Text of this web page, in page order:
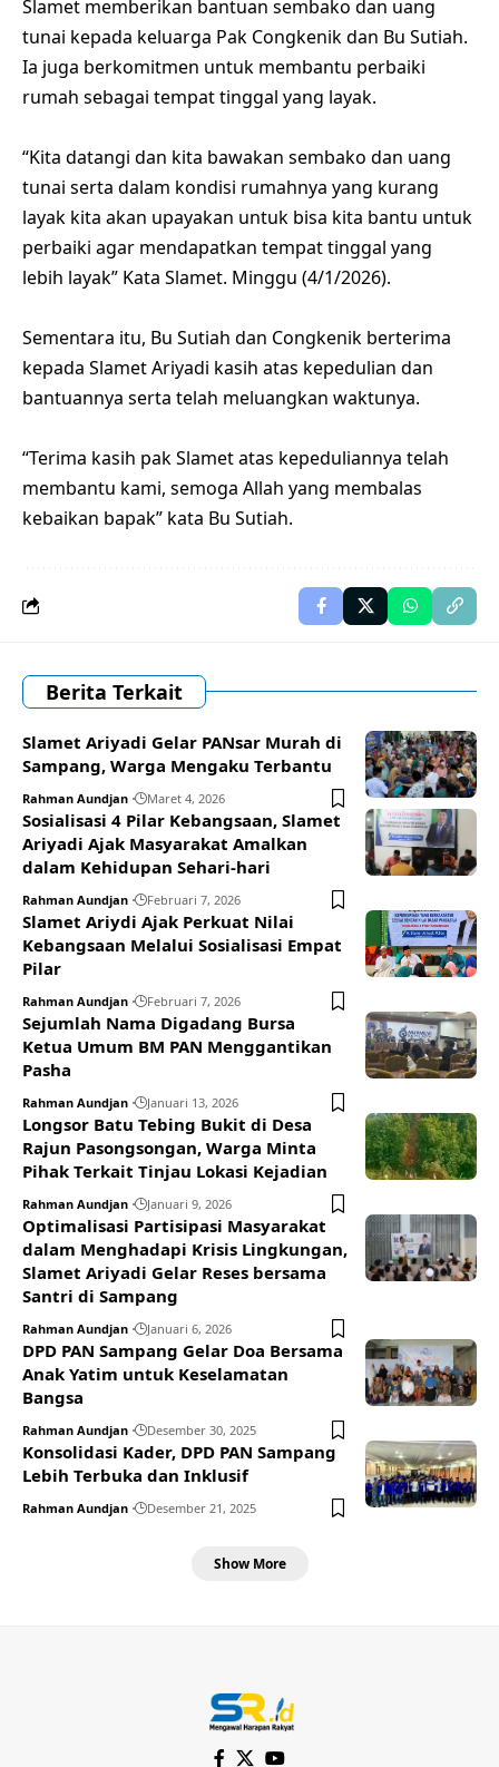
Slamet memberikan bantuan sembako dan uang
tunai kepada keluarga Pak Congkenik dan Bu Sutiah.
Ia juga berkomitmen untuk membantu perbaiki
rumah sebagai tempat tinggal yang layak.
“Kita datangi dan kita bawakan sembako dan uang
tunai serta dalam kondisi rumahnya yang kurang
layak kita akan upayakan untuk bisa kita bantu untuk
perbaiki agar mendapatkan tempat tinggal yang
lebih layak” Kata Slamet. Minggu (4/1/2026).
Sementara itu, Bu Sutiah dan Congkenik berterima
kepada Slamet Ariyadi kasih atas kepedulian dan
bantuannya serta telah meluangkan waktunya.
“Terima kasih pak Slamet atas kepeduliannya telah
membantu kami, semoga Allah yang membalas
kebaikan bapak” kata Bu Sutiah.
Berita Terkait
Slamet Ariyadi Gelar PANsar Murah di
Sampang, Warga Mengaku Terbantu
Rahman Aundjan Maret 4, 2026
Sosialisasi 4 Pilar Kebangsaan, Slamet
Ariyadi Ajak Masyarakat Amalkan
dalam Kehidupan Sehari-hari
Rahman Aundjan Februari 7, 2026
Slamet Ariydi Ajak Perkuat Nilai
Kebangsaan Melalui Sosialisasi Empat
Pilar
Rahman Aundjan Februari 7, 2026
Sejumlah Nama Digadang Bursa
Ketua Umum BM PAN Menggantikan
Pasha
Rahman Aundjan Januari 13, 2026
Longsor Batu Tebing Bukit di Desa
Rajun Pasongsongan, Warga Minta
Pihak Terkait Tinjau Lokasi Kejadian
Rahman Aundjan Januari 9, 2026
Optimalisasi Partisipasi Masyarakat
dalam Menghadapi Krisis Lingkungan,
Slamet Ariyadi Gelar Reses bersama
Santri di Sampang
Rahman Aundjan Januari 6, 2026
DPD PAN Sampang Gelar Doa Bersama
Anak Yatim untuk Keselamatan
Bangsa
Rahman Aundjan Desember 30, 2025
Konsolidasi Kader, DPD PAN Sampang
Lebih Terbuka dan Inklusif
Rahman Aundjan Desember 21, 2025
Show More